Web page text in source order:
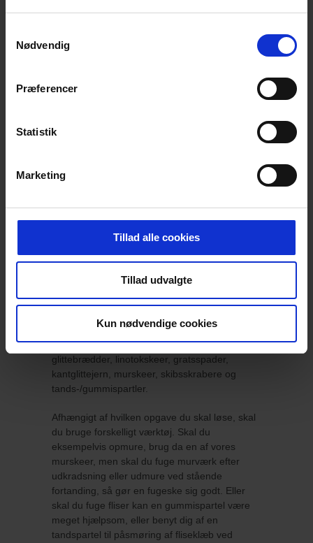
Nødvendig
Præferencer
Statistik
Marketing
Tillad alle cookies
Tillad udvalgte
Kun nødvendige cookies
murerskeer og spartler. Hos Erenfred
Pedersen A/S finder du murerskeer fra danske
høj kvalitet. I kategorien finder du
beskærer-/ziehklingeskeer, fugeskeer,
glittebrædder, linotokskeer, gratsspader,
kantglittejern, murskeer, skibsskrabere og
tands-/gummispartler.
Afhængigt af hvilken opgave du skal løse, skal
du bruge forskelligt værktøj. Skal du
eksempelvis opmure, brug da en af vores
murskeer, men skal du fuge murværk efter
udkradsning eller udmure ved stående
fortanding, så gør en fugeske sig godt. Eller
skal du fuge fliser kan en gummispartel være
meget hjælpsom, eller benyt dig af en
tandspartel til påsmøring af fliseklæb ved